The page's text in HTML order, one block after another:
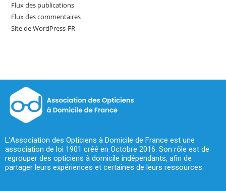
Flux des publications
Flux des commentaires
Site de WordPress-FR
L’Association des Opticiens à Domicile de France est une
association de loi 1901 créé en Octobre 2016. Son rôle est de
regrouper des opticiens à domicile indépendants, afin de
partager leurs expériences et certaines de leurs ressources.